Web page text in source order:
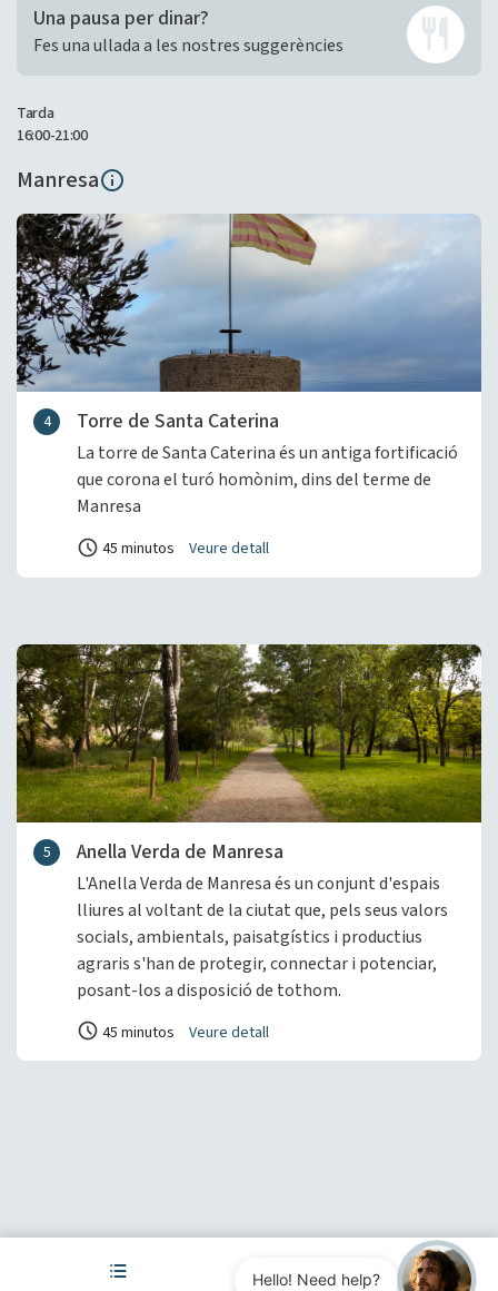
Una pausa per dinar?
Fes una ullada a les nostres suggerències
Tarda
16:00-21:00
Manresa
4 Torre de Santa Caterina
La torre de Santa Caterina és un antiga fortificació
que corona el turó homònim, dins del terme de
Manresa
45 minutos Veure detall
5 Anella Verda de Manresa
L'Anella Verda de Manresa és un conjunt d'espais
lliures al voltant de la ciutat que, pels seus valors
socials, ambientals, paisatgístics i productius
agraris s'han de protegir, connectar i potenciar,
posant-los a disposició de tothom.
45 minutos Veure detall
Hello! Need help?